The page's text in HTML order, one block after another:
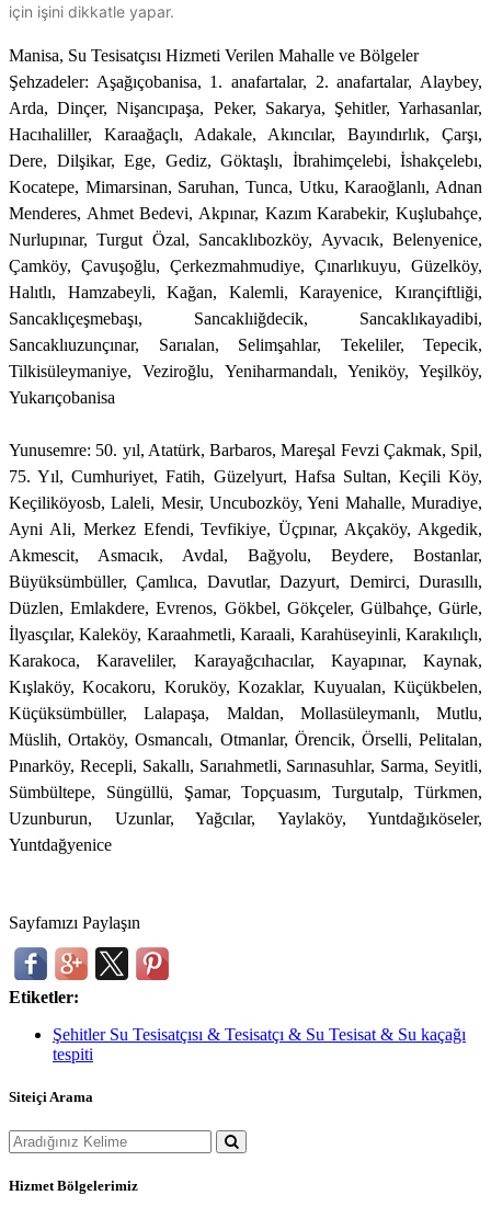
için işini dikkatle yapar.
Manisa, Su Tesisatçısı Hizmeti Verilen Mahalle ve Bölgeler
Şehzadeler: Aşağıçobanisa, 1. anafartalar, 2. anafartalar, Alaybey,
Arda, Dinçer, Nişancıpaşa, Peker, Sakarya, Şehitler, Yarhasanlar,
Hacıhaliller, Karaağaçlı, Adakale, Akıncılar, Bayındırlık, Çarşı,
Dere, Dilşikar, Ege, Gediz, Göktaşlı, İbrahimçelebi, İshakçelebı,
Kocatepe, Mimarsinan, Saruhan, Tunca, Utku, Karaoğlanlı, Adnan
Menderes, Ahmet Bedevi, Akpınar, Kazım Karabekir, Kuşlubahçe,
Nurlupınar, Turgut Özal, Sancaklıbozköy, Ayvacık, Belenyenice,
Çamköy, Çavuşoğlu, Çerkezmahmudiye, Çınarlıkuyu, Güzelköy,
Halıtlı, Hamzabeyli, Kağan, Kalemli, Karayenice, Kırançiftliği,
Sancaklıçeşmebaşı, Sancaklıiğdecik, Sancaklıkayadibi,
Sancaklıuzunçınar, Sarıalan, Selimşahlar, Tekeliler, Tepecik,
Tilkisüleymaniye, Veziroğlu, Yeniharmandalı, Yeniköy, Yeşilköy,
Yukarıçobanisa
Yunusemre: 50. yıl, Atatürk, Barbaros, Mareşal Fevzi Çakmak, Spil,
75. Yıl, Cumhuriyet, Fatih, Güzelyurt, Hafsa Sultan, Keçili Köy,
Keçiliköyosb, Laleli, Mesir, Uncubozköy, Yeni Mahalle, Muradiye,
Ayni Ali, Merkez Efendi, Tevfikiye, Üçpınar, Akçaköy, Akgedik,
Akmescit, Asmacık, Avdal, Bağyolu, Beydere, Bostanlar,
Büyüksümbüller, Çamlıca, Davutlar, Dazyurt, Demirci, Durasıllı,
Düzlen, Emlakdere, Evrenos, Gökbel, Gökçeler, Gülbahçe, Gürle,
İlyasçılar, Kaleköy, Karaahmetli, Karaali, Karahüseyinli, Karakılıçlı,
Karakoca, Karaveliler, Karayağcıhacılar, Kayapınar, Kaynak,
Kışlaköy, Kocakoru, Koruköy, Kozaklar, Kuyualan, Küçükbelen,
Küçüksümbüller, Lalapaşa, Maldan, Mollasüleymanlı, Mutlu,
Müslih, Ortaköy, Osmancalı, Otmanlar, Örencik, Örselli, Pelitalan,
Pınarköy, Recepli, Sakallı, Sarıahmetli, Sarınasuhlar, Sarma, Seyitli,
Sümbültepe, Süngüllü, Şamar, Topçuasım, Turgutalp, Türkmen,
Uzunburun, Uzunlar, Yağcılar, Yaylaköy, Yuntdağıköseler,
Yuntdağyenice
Sayfamızı Paylaşın
Etiketler:
Şehitler Su Tesisatçısı & Tesisatçı & Su Tesisat & Su kaçağı
tespiti
Siteiçi Arama
Hizmet Bölgelerimiz